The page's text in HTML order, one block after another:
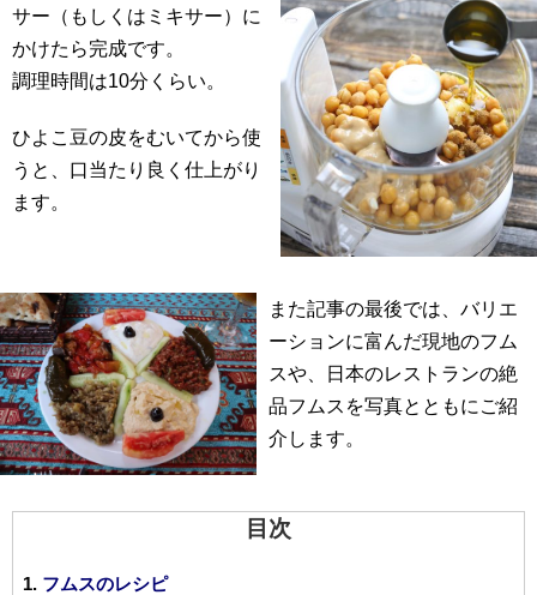
サー（もしくはミキサー）に
かけたら完成です。
調理時間は10分くらい。
ひよこ豆の皮をむいてから使
うと、口当たり良く仕上がり
ます。
また記事の最後では、バリエ
ーションに富んだ現地のフム
スや、日本のレストランの絶
品フムスを写真とともにご紹
介します。
目次
フムスのレシピ